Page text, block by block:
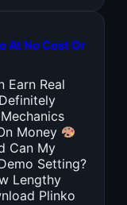
At No Cost Or
Earn Real
Money
Can My
Setting?
Lengthy
Plinko